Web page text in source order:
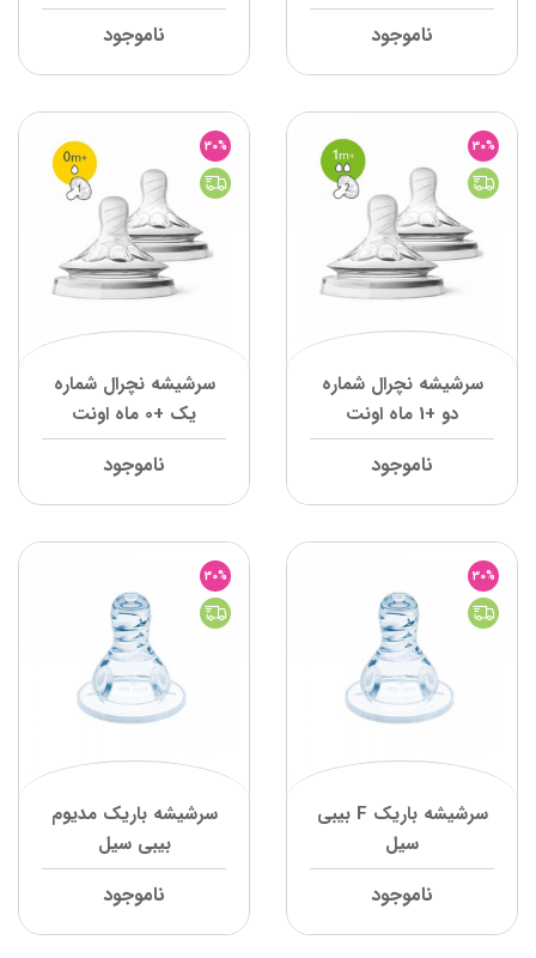
ناموجود ناموجود
30%
سرشیشه نچرال شماره
دو +1 ماه اونت
ناموجود
30%
سرشیشه نچرال شماره
یک +0 ماه اونت
ناموجود
30%
سرشیشه باریک F بیبی
سیل
ناموجود
30%
سرشیشه باریک مدیوم
بیبی سیل
ناموجود